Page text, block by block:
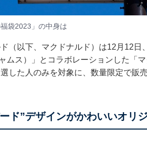
福袋2023」の中身は
（以下、マクドナルド）は12月12日
ムス）」とコラボレーションした「
した人のみを対象に、数量限定で販売
ド”デザインがかわいいオリ